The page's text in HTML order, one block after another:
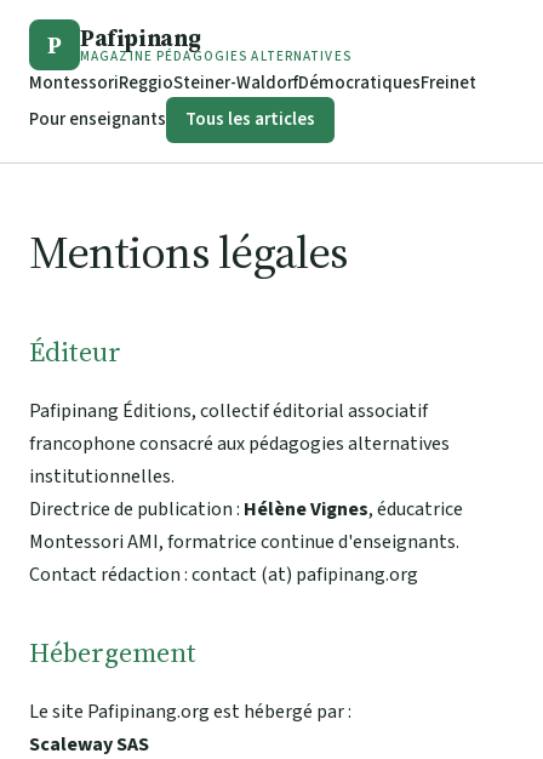
P Pafipinang
MAGAZINE PÉDAGOGIES ALTERNATIVES
MontessoriReggioSteiner-WaldorfDémocratiquesFreinet
Pour enseignants
Tous les articles
Mentions légales
Éditeur
Pafipinang Éditions, collectif éditorial associatif
francophone consacré aux pédagogies alternatives
institutionnelles.
Directrice de publication : Hélène Vignes, éducatrice
Montessori AMI, formatrice continue d'enseignants.
Contact rédaction : contact (at) pafipinang.org
Hébergement
Le site Pafipinang.org est hébergé par :
Scaleway SAS